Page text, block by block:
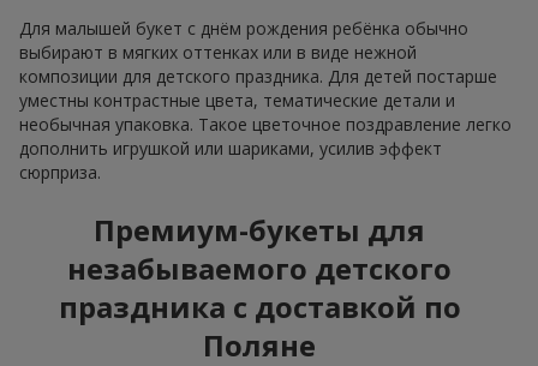
Для малышей букет с днём рождения ребёнка обычно
выбирают в мягких оттенках или в виде нежной
композиции для детского праздника. Для детей постарше
уместны контрастные цвета, тематические детали и
необычная упаковка. Такое цветочное поздравление легко
дополнить игрушкой или шариками, усилив эффект
сюрприза.
Премиум-букеты для
незабываемого детского
праздника с доставкой по
Поляне